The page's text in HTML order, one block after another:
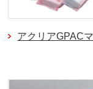
アクリアGPAC